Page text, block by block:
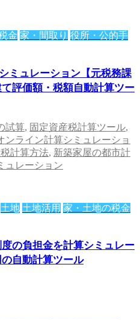
金 家・間取り 役所・公的手
ミュレーション【元税務課
評価額・税額自動計算ツー
試算, 固定資産税計算ツール,
ンライン計算シミュレーショ
計算方法, 新築家屋の都市計
ュレーション
土地 土地活用 家・土地の税金
度の負担金を計算シミュレー
自動計算ツール